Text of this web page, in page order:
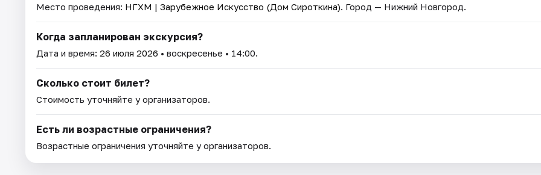
Место проведения: НГХМ | Зарубежное Искусство (Дом Сироткина). Город — Нижний Новгород.
Когда запланирован экскурсия?
Дата и время: 26 июля 2026 • воскресенье • 14:00.
Сколько стоит билет?
Стоимость уточняйте у организаторов.
Есть ли возрастные ограничения?
Возрастные ограничения уточняйте у организаторов.